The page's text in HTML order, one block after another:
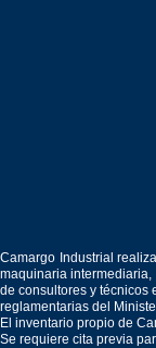
Camargo Industrial
maquinaria
de consultores y técnicos
reglamentarias del
El inventario propio de
Se requiere cita previa